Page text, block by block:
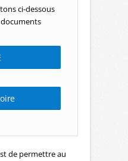
ci-dessous
de permettre au